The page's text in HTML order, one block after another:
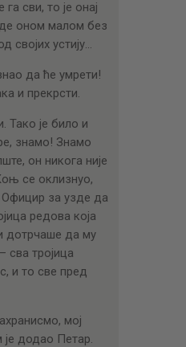
сви, то је онај
оном малом без
својих устију…
да ће умрети!
и прекрсти.
Тако је било и
знамо! Знамо
он никога није
се оклизнуо,
за узде да
редова која
дотрчаше да му
сва тројица
и то све пред
мој
је додао Петар.